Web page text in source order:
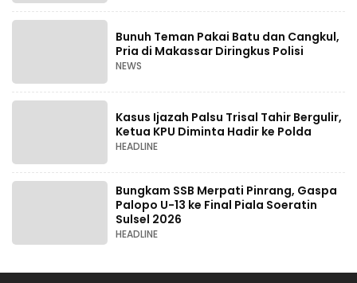
Bunuh Teman Pakai Batu dan Cangkul,
Pria di Makassar Diringkus Polisi
NEWS
Kasus Ijazah Palsu Trisal Tahir Bergulir,
Ketua KPU Diminta Hadir ke Polda
HEADLINE
Bungkam SSB Merpati Pinrang, Gaspa
Palopo U-13 ke Final Piala Soeratin
Sulsel 2026
HEADLINE